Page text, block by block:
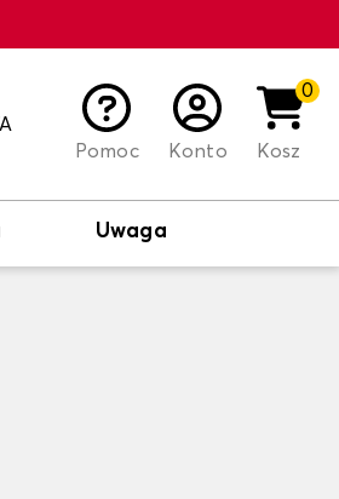
Pomoc
Konto
0
Kosz
Uwaga